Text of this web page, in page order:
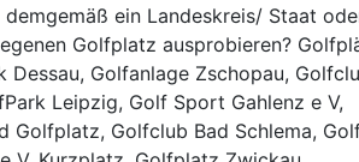
ein Landeskreis/ Staat
Golfplatz ausprobieren?
Golfanlage Zschopau,
Leipzig, Golf Sport Gahlenz e V,
Golfplatz, Golfclub Bad Schlema,